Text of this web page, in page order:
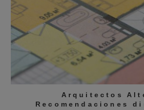
Arquitectos
Recomendaciones